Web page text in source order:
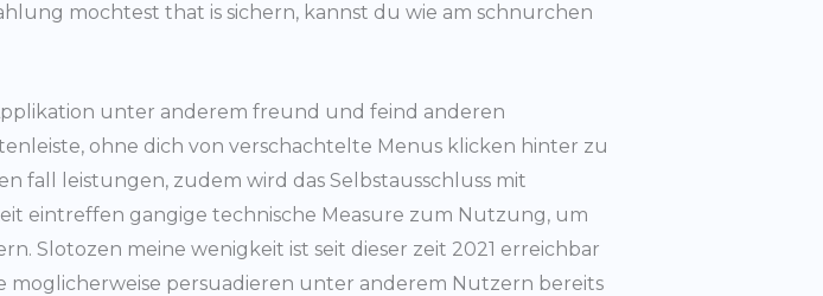
mochtest that is sichern, kannst du wie am schnurchen
unter anderem freund und feind anderen
ohne dich von verschachtelte Menus klicken hinter zu
fall leistungen, zudem wird das Selbstausschluss mit
eintreffen gangige technische Measure zum Nutzung, um
Slotozen meine wenigkeit ist seit dieser zeit 2021 erreichbar
persuadieren unter anderem Nutzern bereits